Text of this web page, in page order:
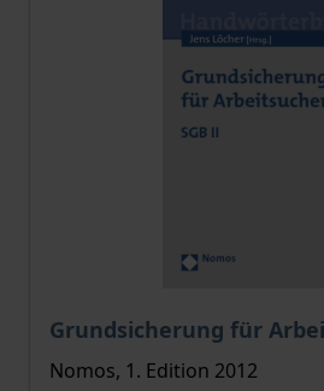
Grundsicherung für
The price depends on the
Nomos, 1. Edition 2012